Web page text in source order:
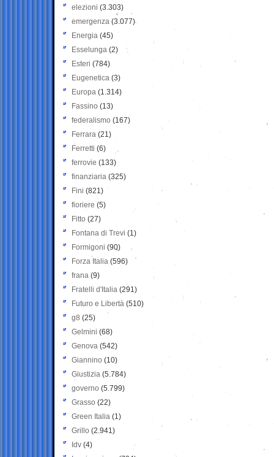
elezioni (3.303)
emergenza (3.077)
Energia (45)
Esselunga (2)
Esteri (784)
Eugenetica (3)
Europa (1.314)
Fassino (13)
federalismo (167)
Ferrara (21)
Ferretti (6)
ferrovie (133)
finanziaria (325)
Fini (821)
fioriere (5)
Fitto (27)
Fontana di Trevi (1)
Formigoni (90)
Forza Italia (596)
frana (9)
Fratelli d'Italia (291)
Futuro e Libertà (510)
g8 (25)
Gelmini (68)
Genova (542)
Giannino (10)
Giustizia (5.784)
governo (5.799)
Grasso (22)
Green Italia (1)
Grillo (2.941)
Idv (4)